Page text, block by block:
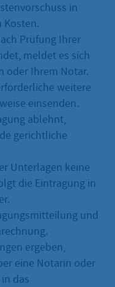
in
Kosten.
Prüfung Ihrer
meldet es sich
oder Ihrem Notar.
weitere
einsenden.
ablehnt,
gerichtliche
Unterlagen keine
die Eintragung in
und
ergeben,
eine Notarin oder
das